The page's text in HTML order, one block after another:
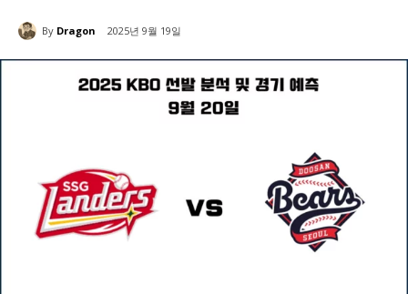
By Dragon 2025년 9월 19일